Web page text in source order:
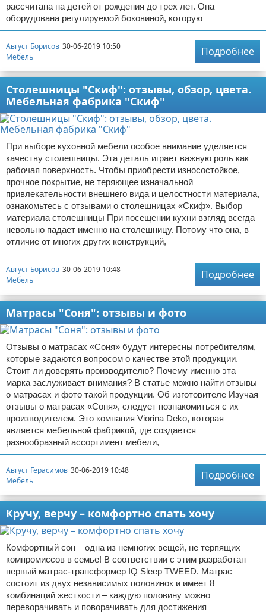
рассчитана на детей от рождения до трех лет. Она
оборудована регулируемой боковиной, которую
Август Борисов 30-06-2019 10:50
Мебель
Подробнее
Столешницы "Скиф": отзывы, обзор, цвета.
Мебельная фабрика "Скиф"
При выборе кухонной мебели особое внимание уделяется
качеству столешницы. Эта деталь играет важную роль как
рабочая поверхность. Чтобы приобрести износостойкое,
прочное покрытие, не теряющее изначальной
привлекательности внешнего вида и целостности материала,
ознакомьтесь с отзывами о столешницах «Скиф». Выбор
материала столешницы При посещении кухни взгляд всегда
невольно падает именно на столешницу. Потому что она, в
отличие от многих других конструкций,
Август Борисов 30-06-2019 10:48
Мебель
Подробнее
Матрасы "Соня": отзывы и фото
Отзывы о матрасах «Соня» будут интересны потребителям,
которые задаются вопросом о качестве этой продукции.
Стоит ли доверять производителю? Почему именно эта
марка заслуживает внимания? В статье можно найти отзывы
о матрасах и фото такой продукции. Об изготовителе Изучая
отзывы о матрасах «Соня», следует познакомиться с их
производителем. Это компания Viorina Deko, которая
является мебельной фабрикой, где создается
разнообразный ассортимент мебели,
Август Герасимов 30-06-2019 10:48
Мебель
Подробнее
Кручу, верчу – комфортно спать хочу
Комфортный сон – одна из немногих вещей, не терпящих
компромиссов в семье! В соответствии с этим разработан
первый матрас-трансформер IQ Sleep TWEED. Матрас
состоит из двух независимых половинок и имеет 8
комбинаций жесткости – каждую половину можно
переворачивать и поворачивать для достижения